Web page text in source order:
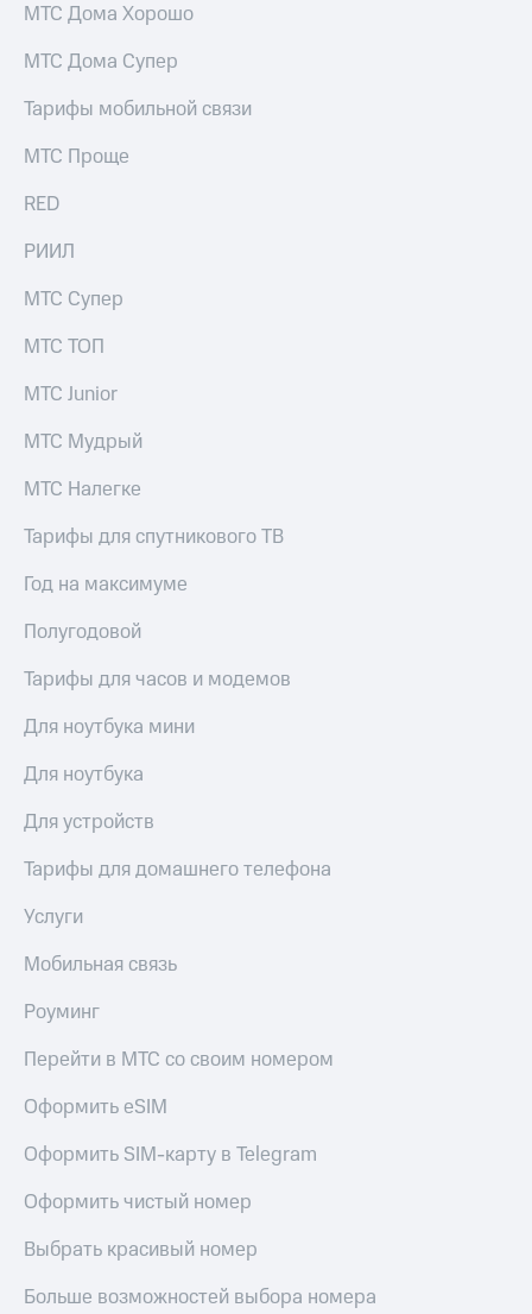
МТС Дома Хорошо
МТС Дома Супер
Тарифы мобильной связи
МТС Проще
RED
РИИЛ
МТС Супер
МТС ТОП
МТС Junior
МТС Мудрый
МТС Налегке
Тарифы для спутникового ТВ
Год на максимуме
Полугодовой
Тарифы для часов и модемов
Для ноутбука мини
Для ноутбука
Для устройств
Тарифы для домашнего телефона
Услуги
Мобильная связь
Роуминг
Перейти в МТС со своим номером
Оформить eSIM
Оформить SIM-карту в Telegram
Оформить чистый номер
Выбрать красивый номер
Больше возможностей выбора номера